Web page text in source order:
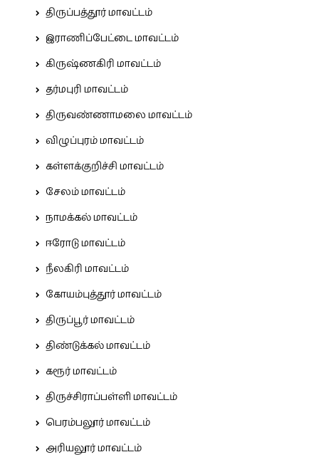
திருப்பத்தூர் மாவட்டம்
இராணிப்பேட்டை மாவட்டம்
கிருஷ்ணகிரி மாவட்டம்
தர்மபுரி மாவட்டம்
திருவண்ணாமலை மாவட்டம்
விழுப்புரம் மாவட்டம்
கள்ளக்குறிச்சி மாவட்டம்
சேலம் மாவட்டம்
நாமக்கல் மாவட்டம்
ஈரோடு மாவட்டம்
நீலகிரி மாவட்டம்
கோயம்புத்தூர் மாவட்டம்
திருப்பூர் மாவட்டம்
திண்டுக்கல் மாவட்டம்
கரூர் மாவட்டம்
திருச்சிராப்பள்ளி மாவட்டம்
பெரம்பலூர் மாவட்டம்
அரியலூர் மாவட்டம்